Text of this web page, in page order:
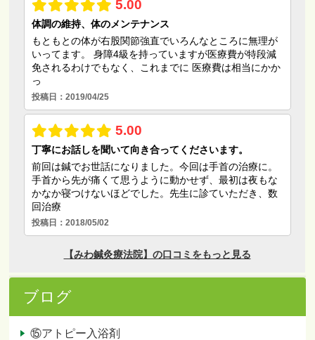
ブログ
⑮アトピー入浴剤